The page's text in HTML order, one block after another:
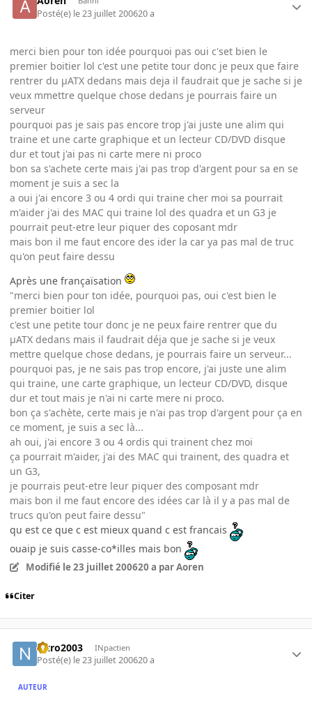
Posté(e) le 23 juillet 200620 a
merci bien pour ton idée pourquoi pas oui c'set bien le
premier boitier lol c'est une petite tour donc je peux que faire
rentrer du µATX dedans mais deja il faudrait que je sache si je
veux mmettre quelque chose dedans je pourrais faire un
serveur
pourquoi pas je sais pas encore trop j'ai juste une alim qui
traine et une carte graphique et un lecteur CD/DVD disque
dur et tout j'ai pas ni carte mere ni proco
bon sa s'achete certe mais j'ai pas trop d'argent pour sa en se
moment je suis a sec la
a oui j'ai encore 3 ou 4 ordi qui traine cher moi sa pourrait
m'aider j'ai des MAC qui traine lol des quadra et un G3 je
pourrait peut-etre leur piquer des coposant mdr
mais bon il me faut encore des ider la car ya pas mal de truc
qu'on peut faire dessu
Après une françaïsation
"merci bien pour ton idée, pourquoi pas, oui c'est bien le
premier boitier lol
c'est une petite tour donc je ne peux faire rentrer que du
µATX dedans mais il faudrait déja que je sache si je veux
mettre quelque chose dedans, je pourrais faire un serveur...
pourquoi pas, je ne sais pas trop encore, j'ai juste une alim
qui traine, une carte graphique, un lecteur CD/DVD, disque
dur et tout mais je n'ai ni carte mere ni proco.
bon ça s'achète, certe mais je n'ai pas trop d'argent pour ça en
ce moment, je suis a sec là...
ah oui, j'ai encore 3 ou 4 ordis qui trainent chez moi
ça pourrait m'aider, j'ai des MAC qui trainent, des quadra et
un G3,
je pourrais peut-etre leur piquer des composant mdr
mais bon il me faut encore des idées car là il y a pas mal de
trucs qu'on peut faire dessu"
qu est ce que c est mieux quand c est francais
ouaip je suis casse-co*illes mais bon
Modifié le 23 juillet 200620 a par Aoren
Citer
nitro2003 INpactien
Posté(e) le 23 juillet 200620 a
AUTEUR